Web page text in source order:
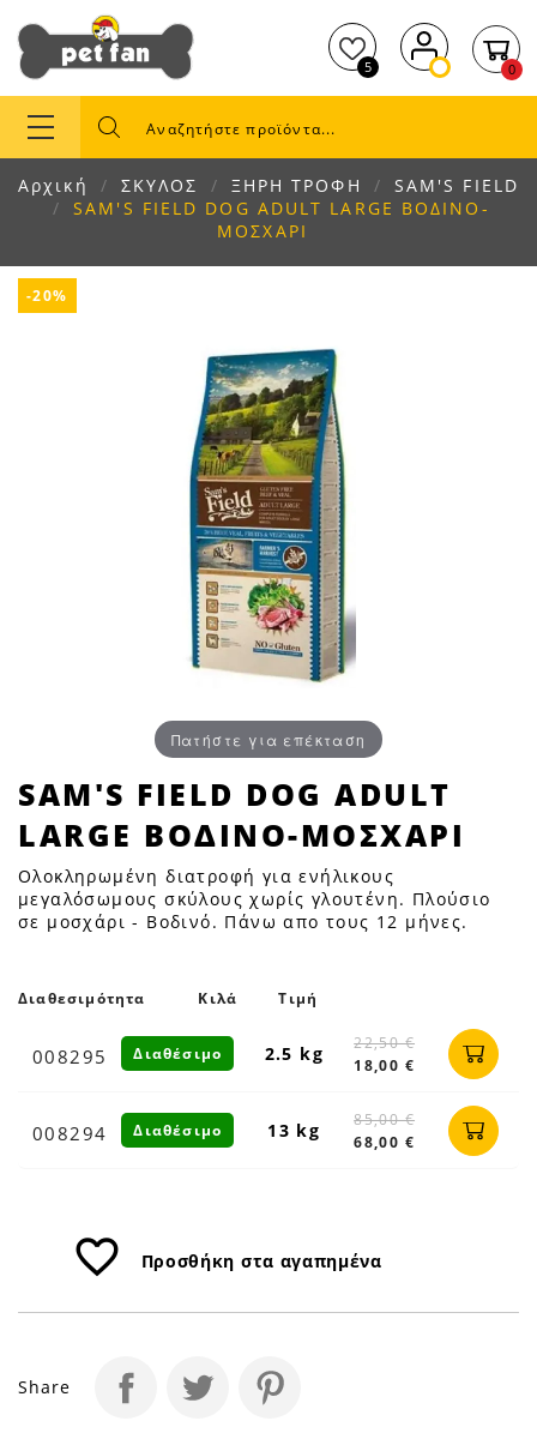
5 0
Αρχική ΣΚΥΛΟΣ ΞΗΡΗ ΤΡΟΦΗ
SAM'S FIELD
SAM'S FIELD DOG ADULT LARGE ΒΟΔΙΝΟ-
ΜΟΣΧΑΡΙ
-20%
Πατήστε για επέκταση
SAM'S
FIELD
DOG
ADULT
LARGE
ΒΟΔΙΝΟ-
|
Petfan
SAM'S FIELD DOG ADULT
LARGE ΒΟΔΙΝΟ-ΜΟΣΧΑΡΙ
Ολοκληρωμένη διατροφή για ενήλικους
μεγαλόσωμους σκύλους χωρίς γλουτένη. Πλούσιο
σε μοσχάρι - Βοδινό. Πάνω απο τους 12 μήνες.
Διαθεσιμότητα Κιλά Τιμή
008295 2.5 kg
22,50 €
18,00 €
Διαθέσιμο
008294 13 kg
85,00 €
68,00 €
Διαθέσιμο
favorite_border Προσθήκη στα αγαπημένα
Share